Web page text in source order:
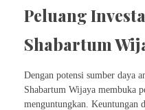
Peluang
Shabartum
Dengan potensi sumber daya
Shabartum Wijaya membuka
menguntungkan. Keuntungan